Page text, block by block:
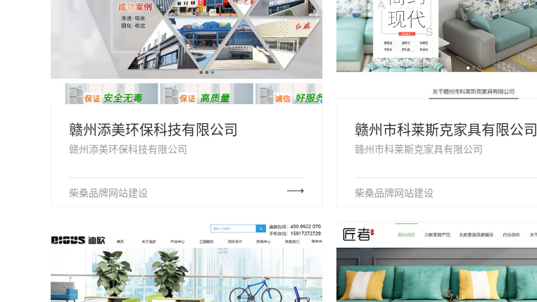
赣州添美环保科技有限公司
赣州添美环保科技有限公司
柴桑品牌网站建设
赣州市科莱斯克家具有限公司
赣州市科莱斯克家具有限公司
柴桑品牌网站建设